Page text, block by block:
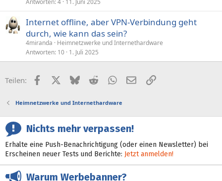
Antworten 4 11. Juni 2025
Internet offline, aber VPN-Verbindung geht
durch, wie kann das sein?
4miranda
Heimnetzwerke und Internethardware
Antworten 10 1. Juli 2025
Teilen: FacebookX (Twitter)
BlueskyRedditWhatsApp
E-MailLink
Heimnetzwerke und Internethardware
Nichts mehr verpassen!
Erhalte eine Push-Benachrichtigung (oder einen Newsletter) bei
Erscheinen neuer Tests und Berichte: Jetzt anmelden!
Warum Werbebanner?